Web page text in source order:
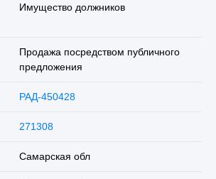
Имущество должников
Продажа посредством публичного
предложения
РАД-450428
271308
Самарская обл